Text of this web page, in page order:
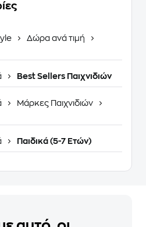
Δώρα ανά τιμή
Best Sellers Παιχνιδιών
Μάρκες Παιχνιδιών
Παιδικά (5-7 Ετών)